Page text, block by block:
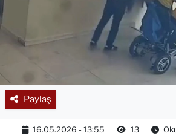
Paylaş
16.05.2026 - 13:55 13